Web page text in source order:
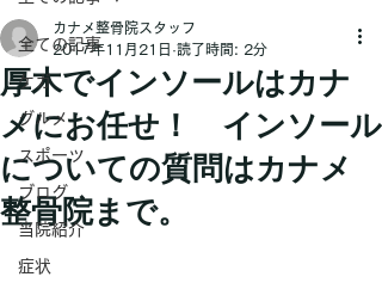
全ての記事
ケガ
グルメ
スポーツ
ブログ
当院紹介
症状
厚木でインソールはカナ
メにお任せ！ インソール
についての質問はカナメ
整骨院まで。
カナメ整骨院スタッフ
2017年11月21日 読了時間: 2分